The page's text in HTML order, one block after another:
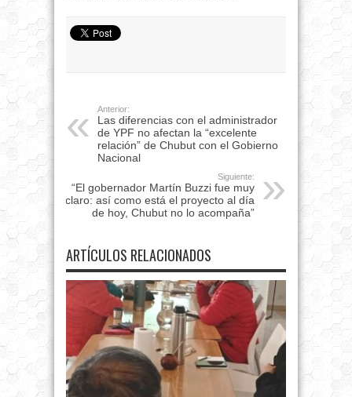
Anterior:
Las diferencias con el administrador
de YPF no afectan la “excelente
relación” de Chubut con el Gobierno
Nacional
Siguiente:
“El gobernador Martín Buzzi fue muy
claro: así como está el proyecto al día
de hoy, Chubut no lo acompaña”
ARTÍCULOS RELACIONADOS